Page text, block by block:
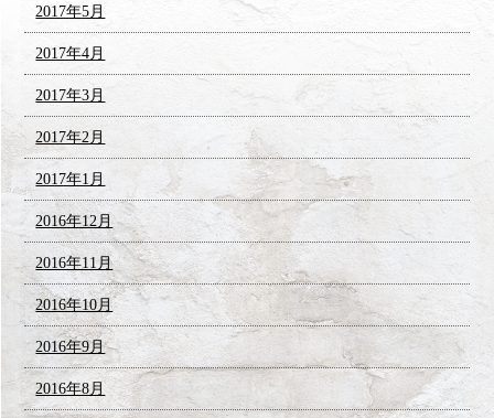
2017年5月
2017年4月
2017年3月
2017年2月
2017年1月
2016年12月
2016年11月
2016年10月
2016年9月
2016年8月